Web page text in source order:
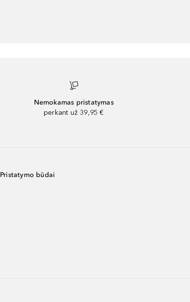
Nemokamas pristatymas
perkant už 39,95 €
Pristatymo būdai